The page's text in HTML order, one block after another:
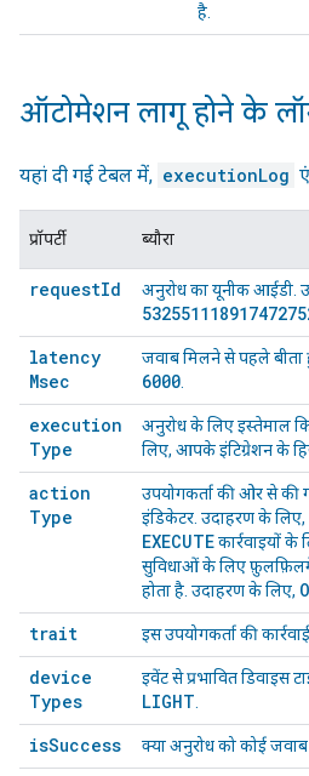
है.
ऑटोमेशन लागू होने के
यहां दी गई टेबल में, executionLog
प्रॉपर्टी ब्यौरा
requestId अनुरोध का यूनीक आईडी.
latency
Msec
जवाब मिलने से पहले
6000
execution
Type
अनुरोध के लिए इस्तेमाल
लिए, आपके इंटिग्रेशन के
action
Type
उपयोगकर्ता की ओर से की
इंडिकेटर. उदाहरण के लिए,
EXECUTEकार्रवाइयों
सुविधाओं के लिए
होता है. उदाहरण के लिए,
trait
इस उपयोगकर्ता की
device
Types
इवेंट से प्रभावित डिवाइस
LIGHT
isSuccess क्या अनुरोध को कोई जवाब